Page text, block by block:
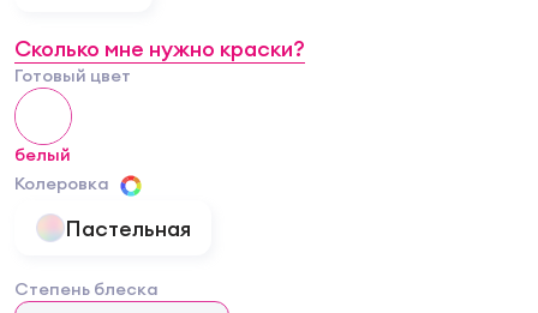
Сколько мне нужно краски?
Готовый цвет
белый
Колеровка
Пастельная
Степень блеска